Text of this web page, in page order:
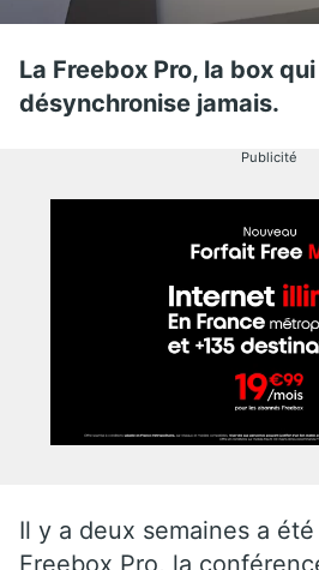
La Freebox Pro, la box
désynchronise jamais.
Publicité
Il y a deux semaines a
Freebox Pro, la